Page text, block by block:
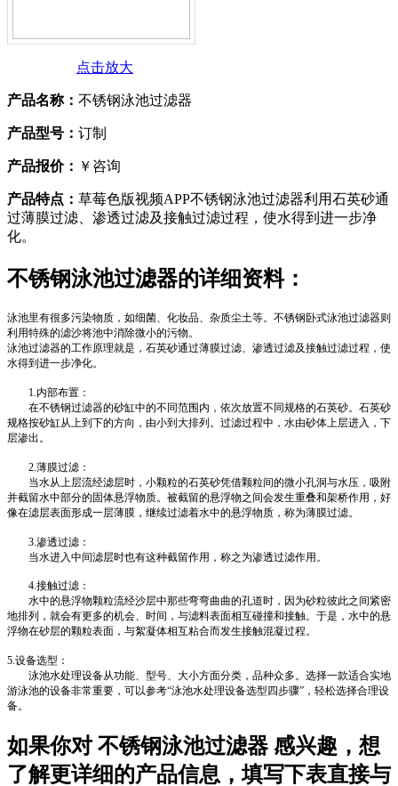
点击放大
产品名称： 不锈钢泳池过滤器
产品型号： 订制
产品报价： ￥咨询
产品特点： 草莓色版视频APP不锈钢泳池过滤器利用石英砂通
过薄膜过滤、渗透过滤及接触过滤过程，使水得到进一步净
化。
不锈钢泳池过滤器的详细资料：
泳池里有很多污染物质，如细菌、化妆品、杂质尘土等。不锈钢卧式泳池过滤器则
利用特殊的滤沙将池中消除微小的污物。
泳池过滤器的工作原理就是，石英砂通过薄膜过滤、渗透过滤及接触过滤过程，使
水得到进一步净化。
1.内部布置：
在不锈钢过滤器的砂缸中的不同范围内，依次放置不同规格的石英砂。石英砂
规格按砂缸从上到下的方向，由小到大排列。过滤过程中，水由砂体上层进入，下
层渗出。
2.薄膜过滤：
当水从上层流经滤层时，小颗粒的石英砂凭借颗粒间的微小孔洞与水压，吸附
并截留水中部分的固体悬浮物质。被截留的悬浮物之间会发生重叠和架桥作用，好
像在滤层表面形成一层薄膜，继续过滤着水中的悬浮物质，称为薄膜过滤。
3.渗透过滤：
当水进入中间滤层时也有这种截留作用，称之为渗透过滤作用。
4.接触过滤：
水中的悬浮物颗粒流经沙层中那些弯弯曲曲的孔道时，因为砂粒彼此之间紧密
地排列，就会有更多的机会、时间，与滤料表面相互碰撞和接触。于是，水中的悬
浮物在砂层的颗粒表面，与絮凝体相互粘合而发生接触混凝过程。
5.设备选型：
泳池水处理设备从功能、型号、大小方面分类，品种众多。选择一款适合实地
游泳池的设备非常重要，可以参考“泳池水处理设备选型四步骤”，轻松选择合理设
备。
如果你对 不锈钢泳池过滤器感兴趣，想
了解更详细的产品信息，填写下表直接与